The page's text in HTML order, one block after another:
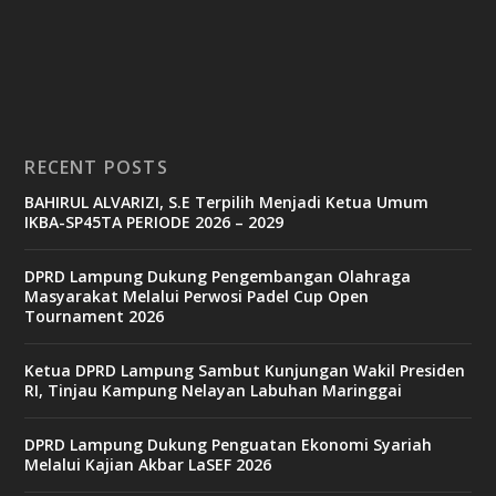
e
t
c
a
s
n
o
v
9
RECENT POSTS
BAHIRUL ALVARIZI, S.E Terpilih Menjadi Ketua Umum
IKBA-SP45TA PERIODE 2026 – 2029
DPRD Lampung Dukung Pengembangan Olahraga
Masyarakat Melalui Perwosi Padel Cup Open
Tournament 2026
Ketua DPRD Lampung Sambut Kunjungan Wakil Presiden
RI, Tinjau Kampung Nelayan Labuhan Maringgai
DPRD Lampung Dukung Penguatan Ekonomi Syariah
Melalui Kajian Akbar LaSEF 2026